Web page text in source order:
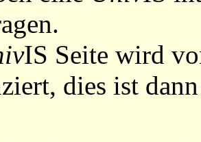
IS Seite wird
dies ist